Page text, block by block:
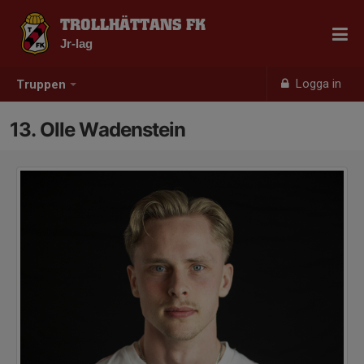
Truppen Logga in
TROLLHÄTTANS FK
Jr-lag
13. Olle Wadenstein